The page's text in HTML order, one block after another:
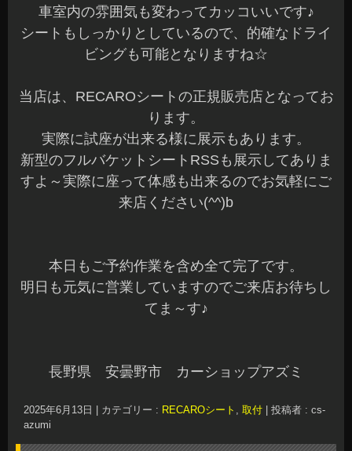
車室内の雰囲気も変わってカッコいいです♪
シートもしっかりとしているので、的確なドライ
ビングも可能となりますね☆
当店は、RECAROシートの正規販売店となってお
ります。
実際に試座が出来る様に展示もあります。
新型のフルバケットシートRSSも展示してありま
すよ～実際に座って体感も出来るのでお気軽にご
来店ください(^^)b
本日もご予約作業を含め全て完了です。
明日も元気に営業していますのでご来店お待ちし
てま～す♪
長野県 安曇野市 カーショップアズミ
2025年6月13日 カテゴリー : RECAROシート , 取付
投稿者 : cs-
azumi